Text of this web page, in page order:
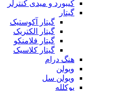
کیبورد و میدی کنترلر
گیتار
گیتار آکوستیک
گیتار الکتریک
گیتار فلامنکو
گیتار کلاسیک
هنگ درام
ویولن
ویولن سل
یوکلله